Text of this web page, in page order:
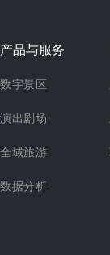
产品与服务
数字景区
演出剧场
全域旅游
数据分析